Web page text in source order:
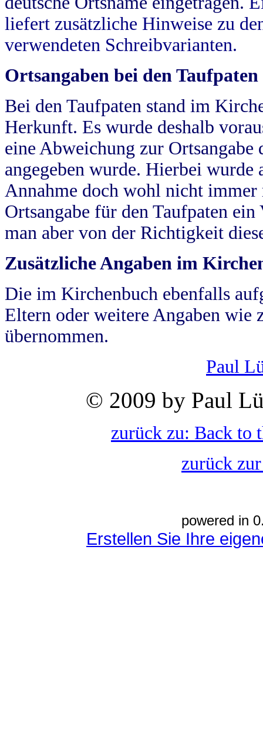
liefert zusätzliche Hinweise zu
verwendeten Schreibvarianten.
Ortsangaben bei den Taufpaten
Bei den Taufpaten stand im
Herkunft. Es wurde deshalb
eine Abweichung zur
angegeben wurde. Hierbei wurde
Annahme doch wohl nicht
Ortsangabe für den Taufpaten
man aber von der Richtigkeit
Zusätzliche Angaben im
Die im Kirchenbuch ebenfalls
Eltern oder weitere Angaben wie
übernommen.
Paul
© 2009 by Paul
zurück zu: Back to
zurück
powered in
Erstellen Sie Ihre